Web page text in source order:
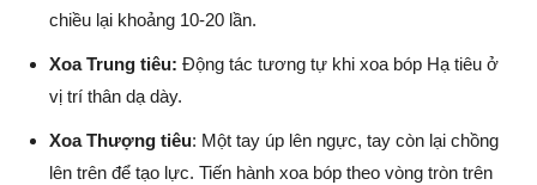
chiều lại khoảng 10-20 lần.
Xoa Trung tiêu: Động tác tương tự khi xoa bóp Hạ tiêu ở
vị trí thân dạ dày.
Xoa Thượng tiêu: Một tay úp lên ngực, tay còn lại chồng
lên trên để tạo lực. Tiến hành xoa bóp theo vòng tròn trên